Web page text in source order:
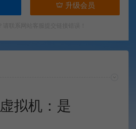
升级会员
拟机：是